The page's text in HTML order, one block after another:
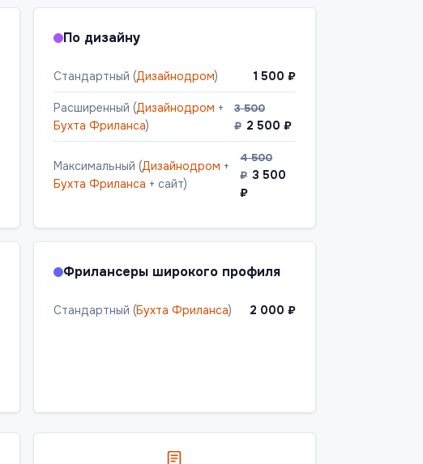
По дизайну
Стандартный (Дизайнодром) 1 500 ₽
Расширенный (Дизайнодром +
Бухта Фриланса)
3 500
₽ 2 500 ₽
Максимальный (Дизайнодром +
Бухта Фриланса + сайт)
4 500
₽ 3 500
₽
Фрилансеры широкого профиля
Стандартный (Бухта Фриланса) 2 000 ₽